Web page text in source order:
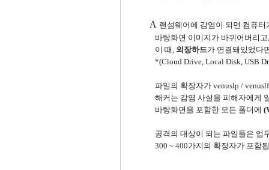
A 랜섬웨어에 감염이 되면 컴퓨
바탕화면 이미지가 바뀌어버리고,
이 때, 외장하드가 연결돼있었다
*(Cloud Drive, Local Disk, USB
파일의 확장자가 venuslp /
해커는 감염 사실을 피해자에게
바탕화면을 포함한 모든 폴더에
공격의 대상이 되는 파일들은 업
300 ~ 400가지의 확장자가 포함